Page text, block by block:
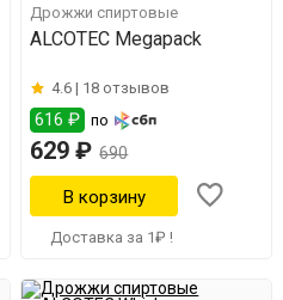
Дрожжи спиртовые
ALCOTEC Megapack
4.6 | 18 отзывов
616 ₽ по
629 ₽ 690
Доставка за 1₽ !